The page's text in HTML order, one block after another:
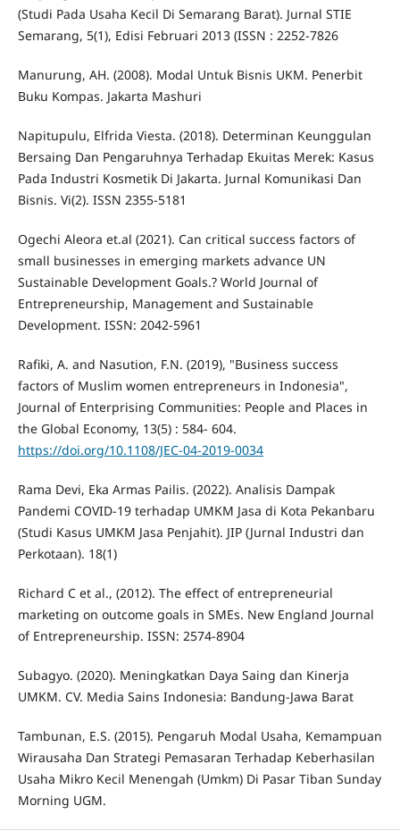
(Studi Pada Usaha Kecil Di Semarang Barat). Jurnal STIE
Semarang, 5(1), Edisi Februari 2013 (ISSN : 2252-7826
Manurung, AH. (2008). Modal Untuk Bisnis UKM. Penerbit
Buku Kompas. Jakarta Mashuri
Napitupulu, Elfrida Viesta. (2018). Determinan Keunggulan
Bersaing Dan Pengaruhnya Terhadap Ekuitas Merek: Kasus
Pada Industri Kosmetik Di Jakarta. Jurnal Komunikasi Dan
Bisnis. Vi(2). ISSN 2355-5181
Ogechi Aleora et.al (2021). Can critical success factors of
small businesses in emerging markets advance UN
Sustainable Development Goals.? World Journal of
Entrepreneurship, Management and Sustainable
Development. ISSN: 2042-5961
Rafiki, A. and Nasution, F.N. (2019), "Business success
factors of Muslim women entrepreneurs in Indonesia",
Journal of Enterprising Communities: People and Places in
the Global Economy, 13(5) : 584- 604.
https://doi.org/10.1108/JEC-04-2019-0034
Rama Devi, Eka Armas Pailis. (2022). Analisis Dampak
Pandemi COVID-19 terhadap UMKM Jasa di Kota Pekanbaru
(Studi Kasus UMKM Jasa Penjahit). JIP (Jurnal Industri dan
Perkotaan). 18(1)
Richard C et al., (2012). The effect of entrepreneurial
marketing on outcome goals in SMEs. New England Journal
of Entrepreneurship. ISSN: 2574-8904
Subagyo. (2020). Meningkatkan Daya Saing dan Kinerja
UMKM. CV. Media Sains Indonesia: Bandung-Jawa Barat
Tambunan, E.S. (2015). Pengaruh Modal Usaha, Kemampuan
Wirausaha Dan Strategi Pemasaran Terhadap Keberhasilan
Usaha Mikro Kecil Menengah (Umkm) Di Pasar Tiban Sunday
Morning UGM.